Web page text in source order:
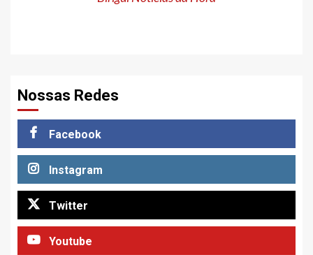
Nossas Redes
Facebook
Instagram
Twitter
Youtube